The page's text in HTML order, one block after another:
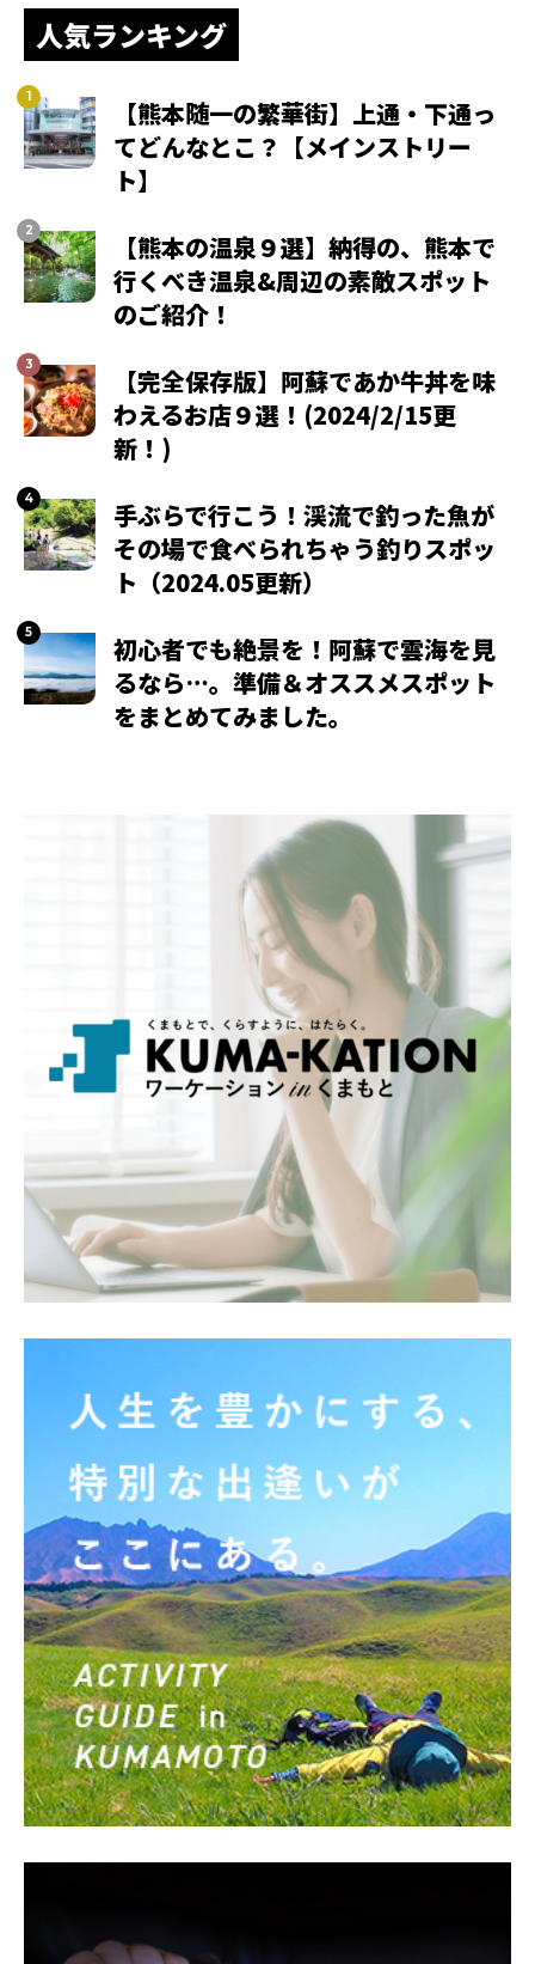
人気ランキング
【熊本随一の繁華街】上通・下通っ
てどんなとこ？【メインストリー
ト】
【熊本の温泉９選】納得の、熊本で
行くべき温泉&周辺の素敵スポット
のご紹介！
【完全保存版】阿蘇であか牛丼を味
わえるお店９選！(2024/2/15更
新！)
手ぶらで行こう！渓流で釣った魚が
その場で食べられちゃう釣りスポッ
ト（2024.05更新）
初心者でも絶景を！阿蘇で雲海を見
るなら…。準備＆オススメスポット
をまとめてみました。